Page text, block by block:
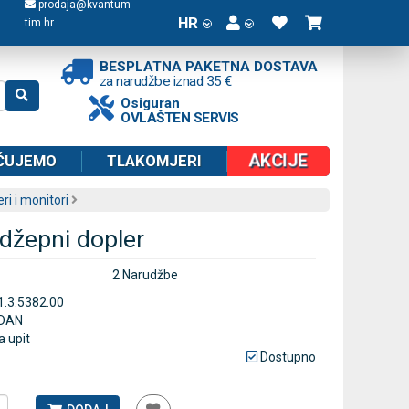
prodaja@kvantum-
tim.hr
HR
BESPLATNA PAKETNA DOSTAVA
za narudžbe iznad 35 €
Osiguran
OVLAŠTEN SERVIS
TLAKOMJERI AKCIJE
i monitori
dopler
2 Narudžbe
upit
Dostupno